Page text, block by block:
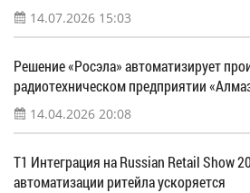
14.07.2026 15:03
Решение «Росэла» автоматизирует
радиотехническом предприятии
14.04.2026 20:08
Т1 Интеграция на Russian Retail Show
автоматизации ритейла ускоряется